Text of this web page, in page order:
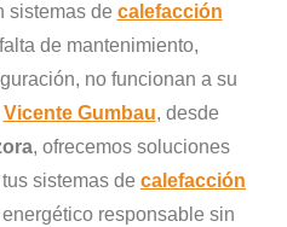
sistemas de calefacción
de mantenimiento,
no funcionan a su
Vicente Gumbau, desde
, ofrecemos soluciones
sistemas de calefacción
responsable sin